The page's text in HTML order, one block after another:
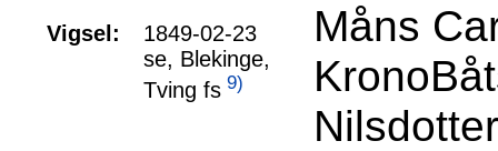
Vigsel:
1849-02-23
se, Blekinge,
Tving fs 9)
Måns